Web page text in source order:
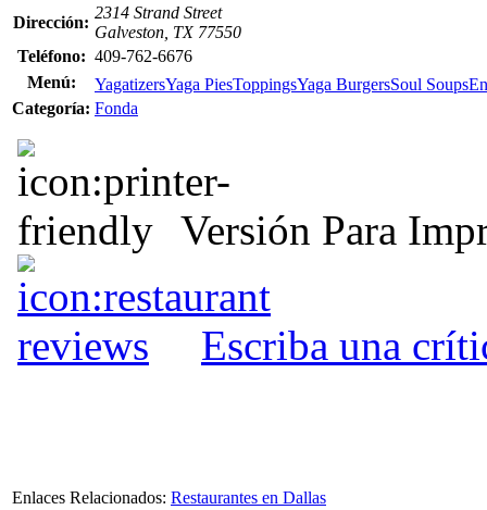
Dirección:
2314 Strand Street
Galveston, TX 77550
Teléfono: 409-762-6676
Menú:
YagatizersYaga PiesToppingsYaga BurgersSoul Soups
Categoría: Fonda
Versión Para
Escriba una
Enlaces Relacionados: Restaurantes en Dallas